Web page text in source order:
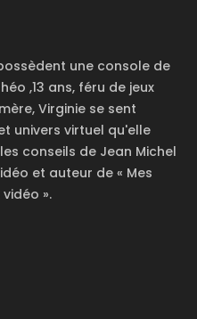
une console de
,13 ans, féru de jeux
Virginie se sent
univers virtuel qu'elle
conseils de Jean Michel
et auteur de « Mes
».